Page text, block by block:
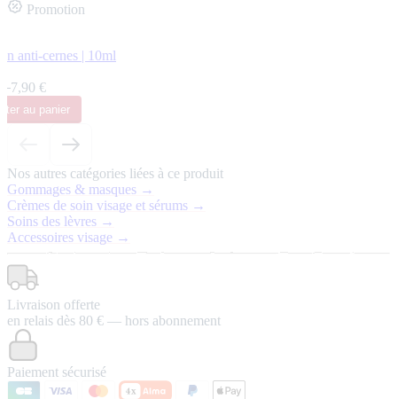
Promotion
anti-cernes | 10ml
€7,90 €
au panier
Nos autres catégories liées à ce produit
Gommages & masques →
Crèmes de soin visage et sérums →
Soins des lèvres →
Accessoires visage →
Livraison offerte
en relais dès 80 € — hors abonnement
Paiement sécurisé